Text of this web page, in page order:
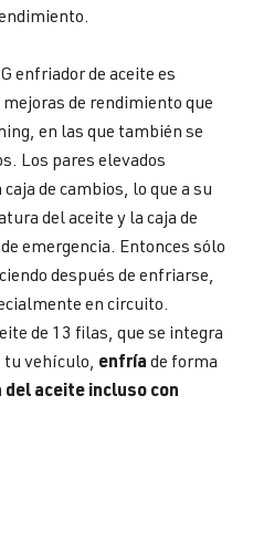
enfriador de aceite es
de rendimiento que
en las que también se
Los pares elevados
de cambios, lo que a su
del aceite y la caja de
emergencia. Entonces sólo
después de enfriarse,
en circuito.
de 13 filas, que se integra
tu vehículo, enfría de forma
aceite incluso con